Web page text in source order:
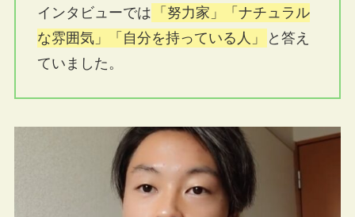
インタビューでは
「努力家」「ナチュラル
な雰囲気」「自分を持っている人」
と答え
ていました。